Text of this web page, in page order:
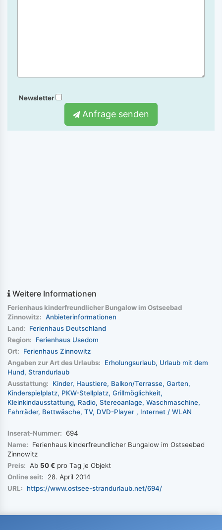
Newsletter
Anfrage senden
Weitere Informationen
Ferienhaus kinderfreundlicher Bungalow im Ostseebad
Zinnowitz: Anbieterinformationen
Land:
Ferienhaus Deutschland
Region:
Ferienhaus Usedom
Ort:
Ferienhaus Zinnowitz
Angaben zur Art des Urlaubs:
Erholungsurlaub Urlaub mit dem
Hund Strandurlaub
Ausstattung:
Kinder Haustiere Balkon/Terrasse Garten
Kinderspielplatz PKW-Stellplatz Grillmöglichkeit
Kleinkindausstattung Radio Stereoanlage Waschmaschine
Fahrräder Bettwäsche TV DVD-Player Internet / WLAN
Inserat-Nummer: 694
Name:
Ferienhaus kinderfreundlicher Bungalow im Ostseebad
Zinnowitz
Preis: Ab 50 € pro Tag je Objekt
Online seit:
28. April 2014
URL:
https://www.ostsee-strandurlaub.net/694/